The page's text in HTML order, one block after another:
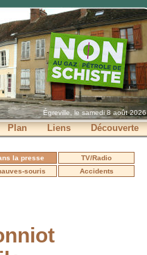
Égreville, le samedi 8 août 2026
Plan Liens Découverte
la presse
TV/Radio
souris Accidents